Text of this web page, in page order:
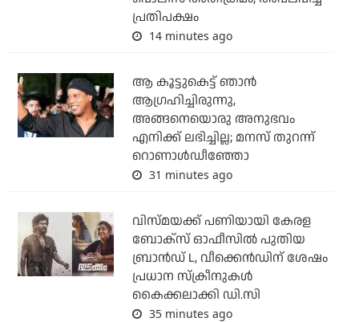
പ്രതിപക്ഷം
14 minutes ago
ആ കൂട്ടുകെട്ട് ഞാന്‍
ആഗ്രഹിച്ചിരുന്നു,
അങ്ങനെയൊരു അനുഭവം
എനിക്ക് ലഭിച്ചില്ല; മനസ് തുറന്ന്
റൊണാള്‍ഡീഞ്ഞോ
31 minutes ago
വിസ്മയക്ക് പണിയായി കേരള
ബോക്‌സ് ഓഫീസില്‍ പുതിയ
ബ്രാന്‍ഡ് L, വീക്കെന്‍ഡിന് ശേഷം
പ്രധാന സ്‌ക്രീനുകള്‍
കൈക്കലാക്കി ഡി.സി
35 minutes ago